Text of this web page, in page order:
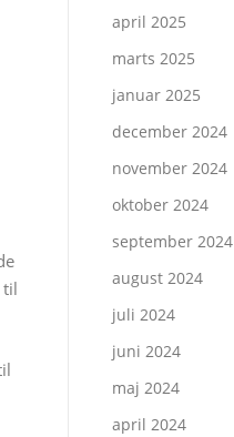
til
april 2025
marts 2025
januar 2025
december 2024
november 2024
oktober 2024
september 2024
august 2024
juli 2024
juni 2024
maj 2024
april 2024